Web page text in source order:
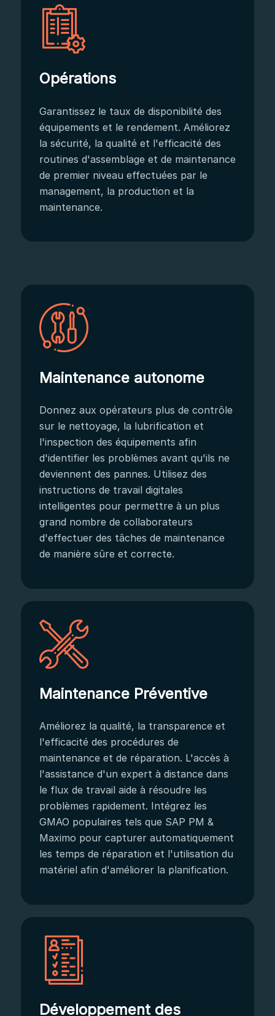
Opérations
Garantissez le taux de disponibilité des
équipements et le rendement. Améliorez
la sécurité, la qualité et l'efficacité des
routines d'assemblage et de maintenance
de premier niveau effectuées par le
management, la production et la
maintenance.
Maintenance autonome
Donnez aux opérateurs plus de contrôle
sur le nettoyage, la lubrification et
l'inspection des équipements afin
d'identifier les problèmes avant qu'ils ne
deviennent des pannes. Utilisez des
instructions de travail digitales
intelligentes pour permettre à un plus
grand nombre de collaborateurs
d'effectuer des tâches de maintenance
de manière sûre et correcte.
Maintenance Préventive
Améliorez la qualité, la transparence et
l'efficacité des procédures de
maintenance et de réparation. L'accès à
l'assistance d'un expert à distance dans
le flux de travail aide à résoudre les
problèmes rapidement. Intégrez les
GMAO populaires tels que SAP PM &
Maximo pour capturer automatiquement
les temps de réparation et l'utilisation du
matériel afin d'améliorer la planification.
Développement des